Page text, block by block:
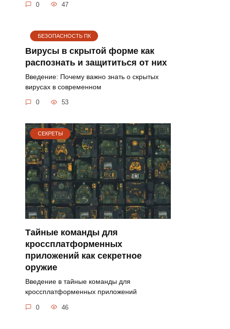
0 47
БЕЗОПАСНОСТЬ ПК
Вирусы в скрытой форме как
распознать и защититься от них
Введение: Почему важно знать о скрытых
вирусах в современном
0 53
СЕКРЕТЫ
Тайные команды для
кроссплатформенных
приложений как секретное
оружие
Введение в тайные команды для
кроссплатформенных приложений
0 46